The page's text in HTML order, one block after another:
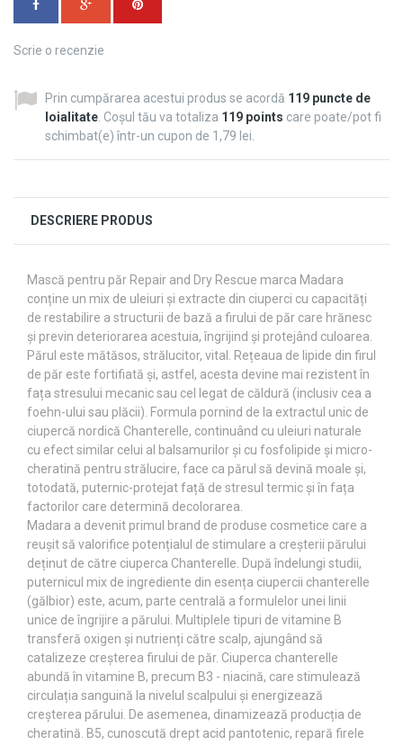
Scrie o recenzie
Prin cumpărarea acestui produs se acordă 119 puncte de
loialitate . Coșul tău va totaliza 119 points care poate/pot fi
schimbat(e) într-un cupon de 1,79 lei
DESCRIERE PRODUS
Mască pentru păr Repair and Dry Rescue marca Madara
conține un mix de uleiuri și extracte din ciuperci cu capacități
de restabilire a structurii de bază a firului de păr care hrănesc
și previn deteriorarea acestuia, îngrijind și protejând culoarea.
Părul este mătăsos, strălucitor, vital. Rețeaua de lipide din firul
de păr este fortifiată și, astfel, acesta devine mai rezistent în
fața stresului mecanic sau cel legat de căldură (inclusiv cea a
foehn-ului sau plăcii). Formula pornind de la extractul unic de
ciupercă nordică Chanterelle, continuând cu uleiuri naturale
cu efect similar celui al balsamurilor și cu fosfolipide și micro-
cheratină pentru strălucire, face ca părul să devină moale și,
totodată, puternic-protejat față de stresul termic și în fața
factorilor care determină decolorarea.
Madara a devenit primul brand de produse cosmetice care a
reușit să valorifice potențialul de stimulare a creșterii părului
deținut de către ciuperca Chanterelle. După îndelungi studii,
puternicul mix de ingrediente din esența ciupercii chanterelle
(gălbior) este, acum, parte centrală a formulelor unei linii
unice de îngrijire a părului. Multiplele tipuri de vitamine B
transferă oxigen și nutrienți către scalp, ajungând să
catalizeze creșterea firului de păr. Ciuperca chanterelle
abundă în vitamine B, precum B3 - niacină, care stimulează
circulația sanguină la nivelul scalpului și energizează
creșterea părului. De asemenea, dinamizează producția de
cheratină. B5, cunoscută drept acid pantotenic, repară firele